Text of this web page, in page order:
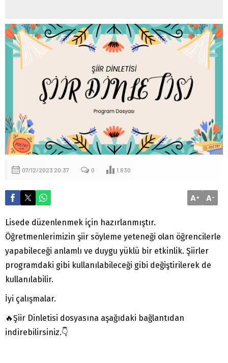
07/12/2023 20:37 0 1.630
A+ A-
Lisede düzenlenmek için hazırlanmıştır.
Öğretmenlerimizin şiir söyleme yeteneği olan öğrencilerle
yapabileceği anlamlı ve duygu yüklü bir etkinlik. Şiirler
programdaki gibi kullanılabileceği gibi değiştirilerek de
kullanılabilir.
İyi çalışmalar.
🔥Şiir Dinletisi dosyasına aşağıdaki bağlantıdan
indirebilirsiniz.👇